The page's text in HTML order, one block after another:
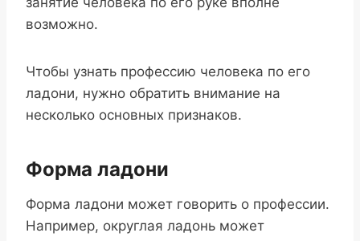
возможно.
Чтобы узнать профессию человека по его
ладони, нужно обратить внимание на
несколько основных признаков.
Форма ладони
Форма ладони может говорить о профессии.
Например, округлая ладонь может